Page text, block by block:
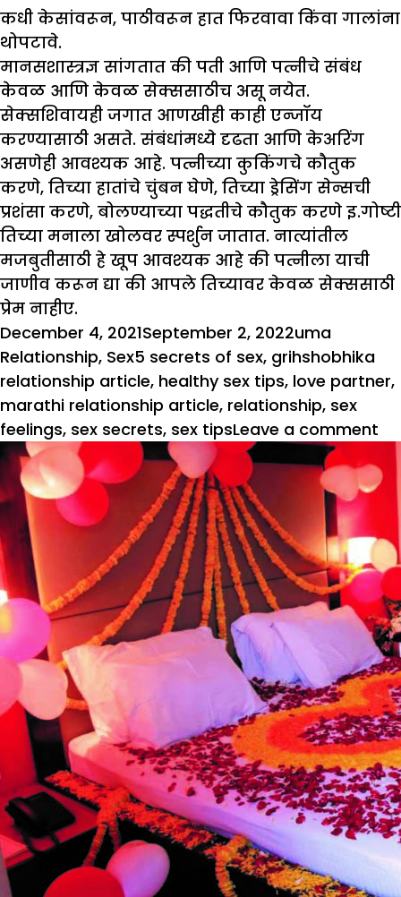
कधी केसांवरून, पाठीवरून हात फिरवावा किंवा गालांना
थोपटावे.
मानसशास्त्रज्ञ सांगतात की पती आणि पत्नीचे संबंध
केवळ आणि केवळ सेक्ससाठीच असू नयेत.
सेक्सशिवायही जगात आणखीही काही एन्जॉय
करण्यासाठी असते. संबंधांमध्ये दृढता आणि केअरिंग
असणेही आवश्यक आहे. पत्नीच्या कुकिंगचे कौतुक
करणे, तिच्या हातांचे चुंबन घेणे, तिच्या ड्रेसिंग सेन्सची
प्रशंसा करणे, बोलण्याच्या पद्धतीचे कौतुक करणे इ.गोष्टी
तिच्या मनाला खोलवर स्पर्शुन जातात. नात्यांतील
मजबुतीसाठी हे खूप आवश्यक आहे की पत्नीला याची
जाणीव करून द्या की आपले तिच्यावर केवळ सेक्ससाठी
प्रेम नाहीए.
Posted
on
December 4, 2021September 2, 2022Author
uma
Relationship, SexTags
5 secrets of sex, grihshobhika
relationship article, healthy sex tips, love partner,
marathi relationship article, relationship, sex
feelings, sex secrets, sex tipsLeave a comment